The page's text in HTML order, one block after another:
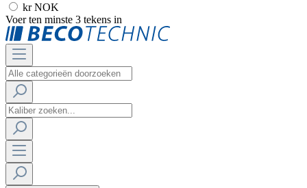
kr NOK
Voer ten minste 3 tekens in